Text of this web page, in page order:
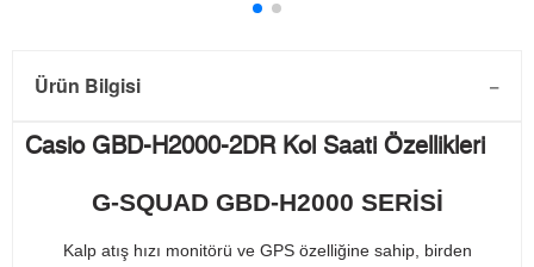
Ürün Bilgisi
Casio GBD-H2000-2DR Kol Saati Özellikleri
G-SQUAD GBD-H2000 SERİSİ
Kalp atış hızı monitörü ve GPS özelliğine sahip, birden